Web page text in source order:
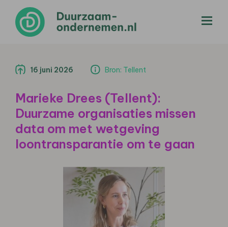
16 juni 2026 Bron: Tellent
Marieke Drees (Tellent):
Duurzame organisaties missen
data om met wetgeving
loontransparantie om te gaan